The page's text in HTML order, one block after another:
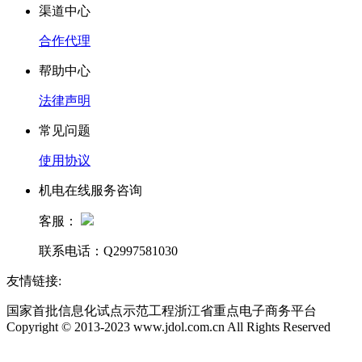
渠道中心
合作代理
帮助中心
法律声明
常见问题
使用协议
机电在线服务咨询
客服：
联系电话：Q2997581030
友情链接:
国家首批信息化试点示范工程浙江省重点电子商务平台
Copyright © 2013-2023 www.jdol.com.cn All Rights Reserved